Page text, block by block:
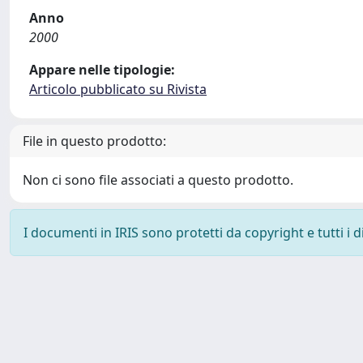
Anno
2000
Appare nelle tipologie:
Articolo pubblicato su Rivista
File in questo prodotto:
Non ci sono file associati a questo prodotto.
I documenti in IRIS sono protetti da copyright e tutti i